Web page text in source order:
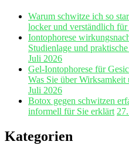
Warum schwitze ich so
locker und verständlich für
Iontophorese
Studienlage und
Juli 2026
Gel‑Iontophorese für
Was Sie über
Juli 2026
Botox gegen schwitzen
informell für Sie erklärt
Kategorien